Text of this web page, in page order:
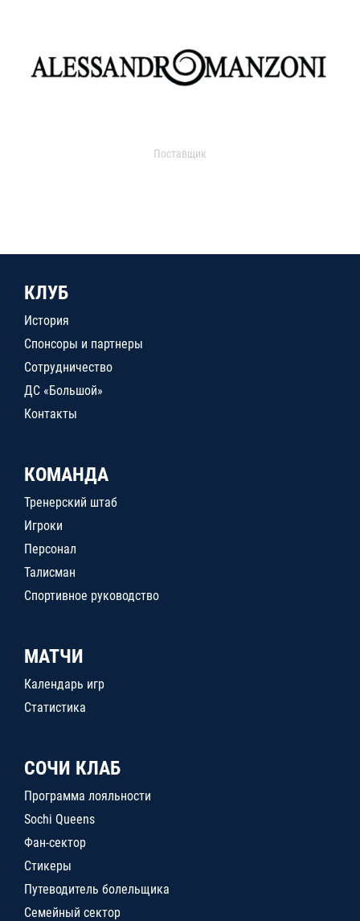
Поставщик
КЛУБ
История
Спонсоры и партнеры
Сотрудничество
ДС «Большой»
Контакты
КОМАНДА
Тренерский штаб
Игроки
Персонал
Талисман
Спортивное руководство
МАТЧИ
Календарь игр
Статистика
СОЧИ КЛАБ
Программа лояльности
Sochi Queens
Фан-сектор
Стикеры
Путеводитель болельщика
Семейный сектор